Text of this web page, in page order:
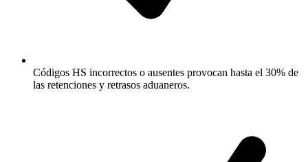
Códigos HS incorrectos o ausentes provocan hasta el 30% de
las retenciones y retrasos aduaneros.